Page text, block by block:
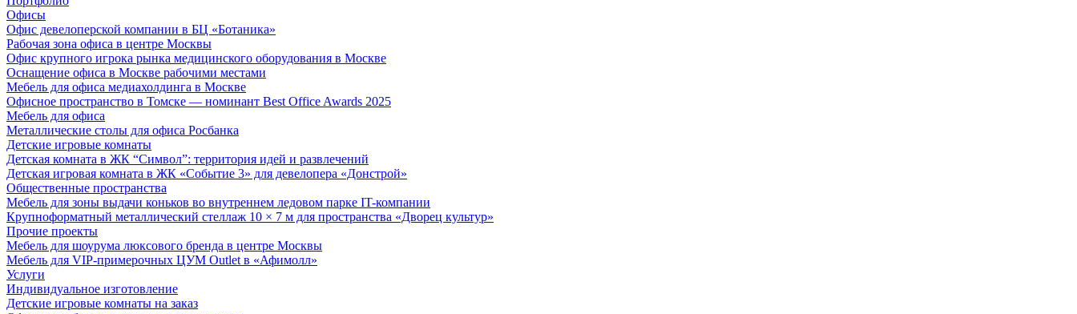
Офисы
Офис девелоперской компании в БЦ «Ботаника»
Рабочая зона офиса в центре Москвы
Офис крупного игрока рынка медицинского оборудования в Москве
Оснащение офиса в Москве рабочими местами
Мебель для офиса медиахолдинга в Москве
Офисное пространство в Томске — номинант Best Office Awards 2025
Мебель для офиса
Металлические столы для офиса Росбанка
Детские игровые комнаты
Детская комната в ЖК “Символ”: территория идей и развлечений
Детская игровая комната в ЖК «Событие 3» для девелопера «Донстрой»
Общественные пространства
Мебель для зоны выдачи коньков во внутреннем ледовом парке IT-компании
Крупноформатный металлический стеллаж 10 × 7 м для пространства «Дворец культур»
Прочие проекты
Мебель для шоурума люксового бренда в центре Москвы
Мебель для VIP-примерочных ЦУМ Outlet в «Афимолл»
Услуги
Индивидуальное изготовление
Детские игровые комнаты на заказ